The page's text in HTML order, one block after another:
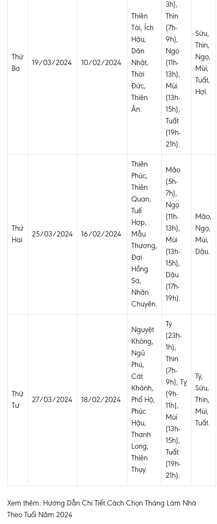
Thứ
Ba
19/03/2024 10/02/2024
Thiên
Tài, Ích
Hậu,
Dân
Nhật,
Thời
Đức,
Thiên
Ân.
3h),
Thìn
(7h-
9h),
Ngọ
(11h-
13h),
Mùi
(13h-
15h),
Tuất
(19h-
21h).
Sửu,
Thìn,
Ngọ,
Mùi,
Tuất,
Hợi.
Thứ
Hai
25/03/2024 16/02/2024
Thiên
Phúc,
Thiên
Quan,
Tuế
Hợp,
Mẫu
Thương,
Đại
Hồng
Sa,
Nhân
Chuyên.
Mão
(5h-
7h),
Ngọ
(11h-
13h),
Mùi
(13h-
15h),
Dậu
(17h-
19h).
Mão,
Ngọ,
Mùi,
Dậu.
Thứ
Tư
27/03/2024 18/02/2024
Nguyệt
Không,
Ngũ
Phú,
Cát
Khánh,
Phổ Hộ,
Phúc
Hậu,
Thanh
Long,
Thiên
Thụy.
Tý
(23h-
1h),
Thìn
(7h-
9h), Tỵ
(9h-
11h),
Mùi
(13h-
15h),
Tuất
(19h-
21h).
Tý,
Sửu,
Thìn,
Mùi,
Tuất.
Xem thêm: Hướng Dẫn Chi Tiết Cách Chọn Tháng Làm Nhà
Theo Tuổi Năm 2024